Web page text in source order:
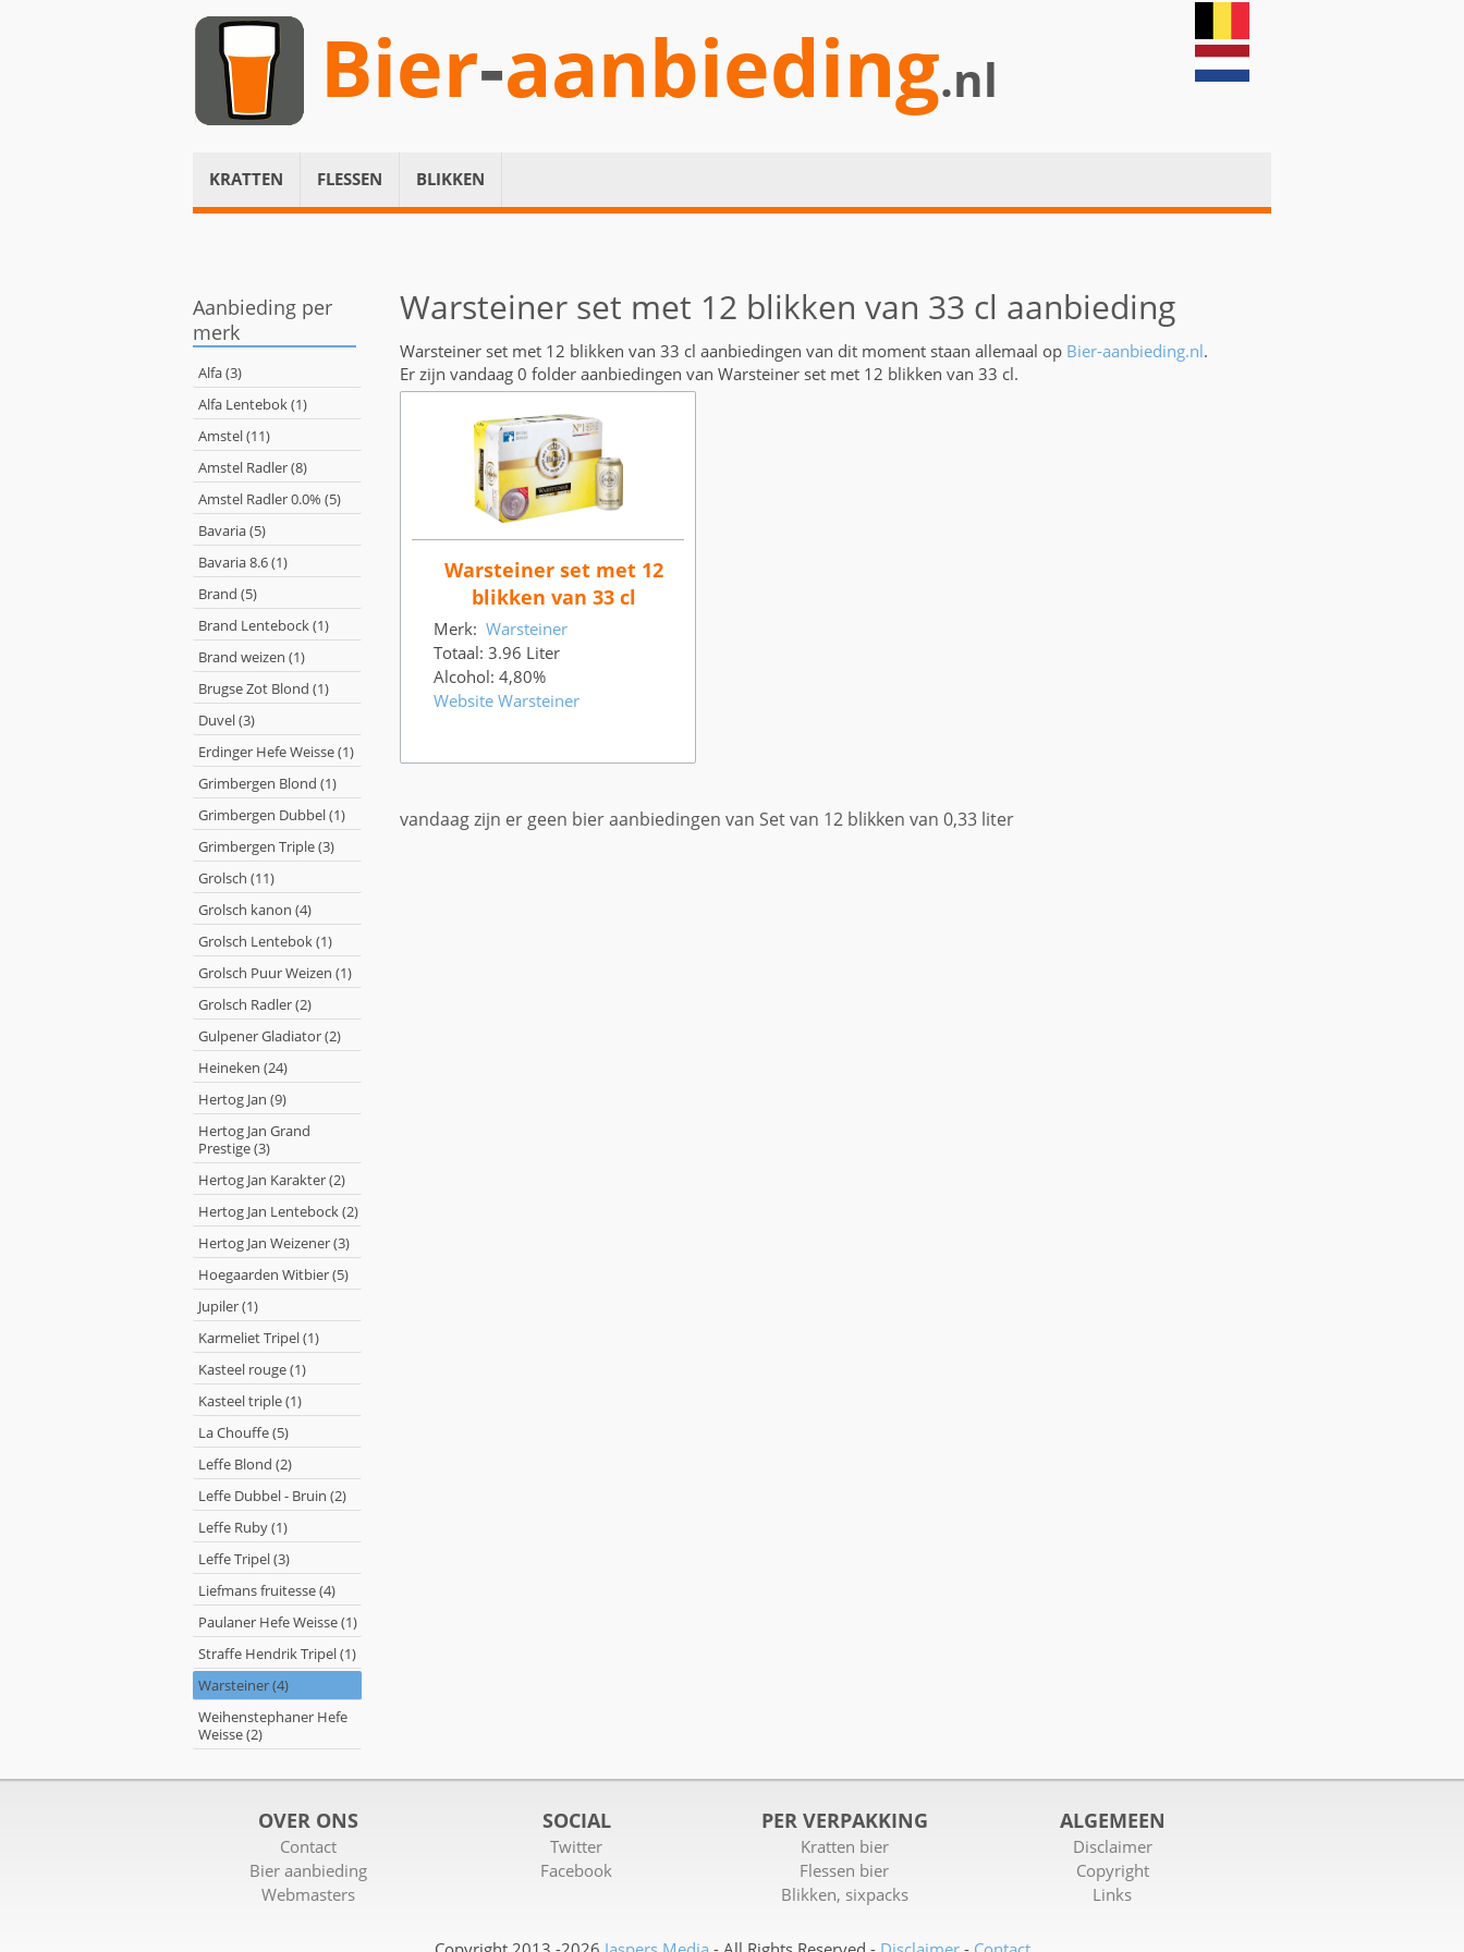
Bier-aanbieding.nl
KRATTEN FLESSEN BLIKKEN
Aanbieding per
merk
Alfa (3)
Alfa Lentebok (1)
Amstel (11)
Amstel Radler (8)
Amstel Radler 0.0% (5)
Bavaria (5)
Bavaria 8.6 (1)
Brand (5)
Brand Lentebock (1)
Brand weizen (1)
Brugse Zot Blond (1)
Duvel (3)
Erdinger Hefe Weisse (1)
Grimbergen Blond (1)
Grimbergen Dubbel (1)
Grimbergen Triple (3)
Grolsch (11)
Grolsch kanon (4)
Grolsch Lentebok (1)
Grolsch Puur Weizen (1)
Grolsch Radler (2)
Gulpener Gladiator (2)
Heineken (24)
Hertog Jan (9)
Hertog Jan Grand
Prestige (3)
Hertog Jan Karakter (2)
Hertog Jan Lentebock (2)
Hertog Jan Weizener (3)
Hoegaarden Witbier (5)
Jupiler (1)
Karmeliet Tripel (1)
Kasteel rouge (1)
Kasteel triple (1)
La Chouffe (5)
Leffe Blond (2)
Leffe Dubbel - Bruin (2)
Leffe Ruby (1)
Leffe Tripel (3)
Liefmans fruitesse (4)
Paulaner Hefe Weisse (1)
Straffe Hendrik Tripel (1)
Warsteiner (4)
Weihenstephaner Hefe
Weisse (2)
Warsteiner set met 12 blikken van 33 cl aanbieding
Warsteiner set met 12 blikken van 33 cl aanbiedingen van dit moment staan allemaal op Bier-aanbieding.nl.
Er zijn vandaag 0 folder aanbiedingen van Warsteiner set met 12 blikken van 33 cl.
Warsteiner set met 12
blikken van 33 cl
Merk: Warsteiner
Totaal: 3.96 Liter
Alcohol: 4,80%
Website Warsteiner
vandaag zijn er geen bier aanbiedingen van Set van 12 blikken van 0,33 liter
OVER ONS
Contact
Bier aanbieding
Webmasters
SOCIAL
Twitter
Facebook
PER VERPAKKING
Kratten bier
Flessen bier
Blikken, sixpacks
ALGEMEEN
Disclaimer
Copyright
Links